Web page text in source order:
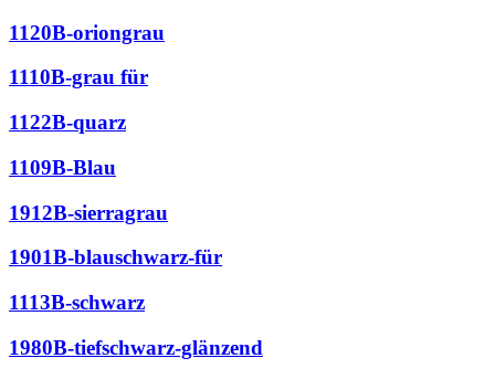
1120B-oriongrau
1110B-grau für
1122B-quarz
1109B-Blau
1912B-sierragrau
1901B-blauschwarz-für
1113B-schwarz
1980B-tiefschwarz-glänzend